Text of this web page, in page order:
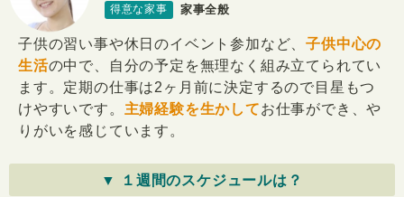
得意な家事 家事全般
子供の習い事や休日のイベント参加など、子供中心の
生活の中で、自分の予定を無理なく組み立てられてい
ます。定期の仕事は2ヶ月前に決定するので目星もつ
けやすいです。 主婦経験を生かしてお仕事ができ、や
りがいを感じています。
▼ １週間のスケジュールは？